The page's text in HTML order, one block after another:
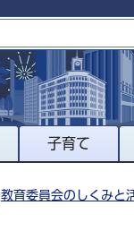
子育て
教育委員会のしくみと